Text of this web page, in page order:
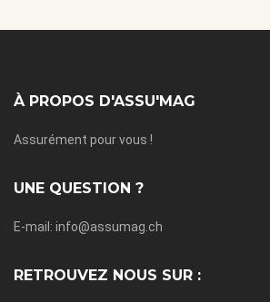
À PROPOS D'ASSU'MAG
Assurément pour vous !
UNE QUESTION ?
E-mail: info@assumag.ch
RETROUVEZ NOUS SUR :